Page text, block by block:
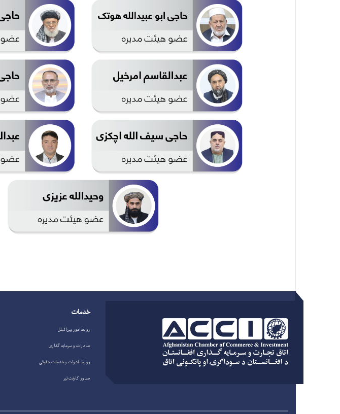
خدمات
روابط امور بین‌الملل
صادرات و سرمایه گذاری
روابط بادولت و خدمات حقوقی
صدور کارنت تیر